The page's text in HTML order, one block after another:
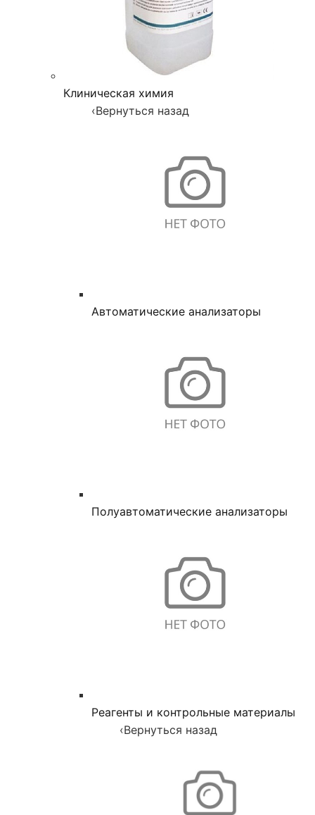
Клиническая химия
‹Вернуться назад
Автоматические анализаторы
Полуавтоматические анализаторы
Реагенты и контрольные материалы
‹Вернуться назад